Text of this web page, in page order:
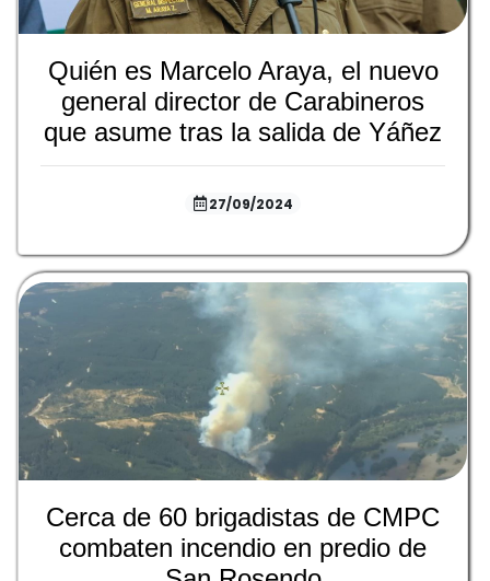
Quién es Marcelo Araya, el nuevo
general director de Carabineros
que asume tras la salida de Yáñez
27/09/2024
Cerca de 60 brigadistas de CMPC
combaten incendio en predio de